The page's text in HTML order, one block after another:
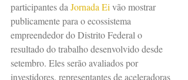
participantes da Jornada Ei vão mostrar
publicamente para o ecossistema
empreendedor do Distrito Federal o
resultado do trabalho desenvolvido desde
setembro. Eles serão avaliados por
investidores, representantes de aceleradoras